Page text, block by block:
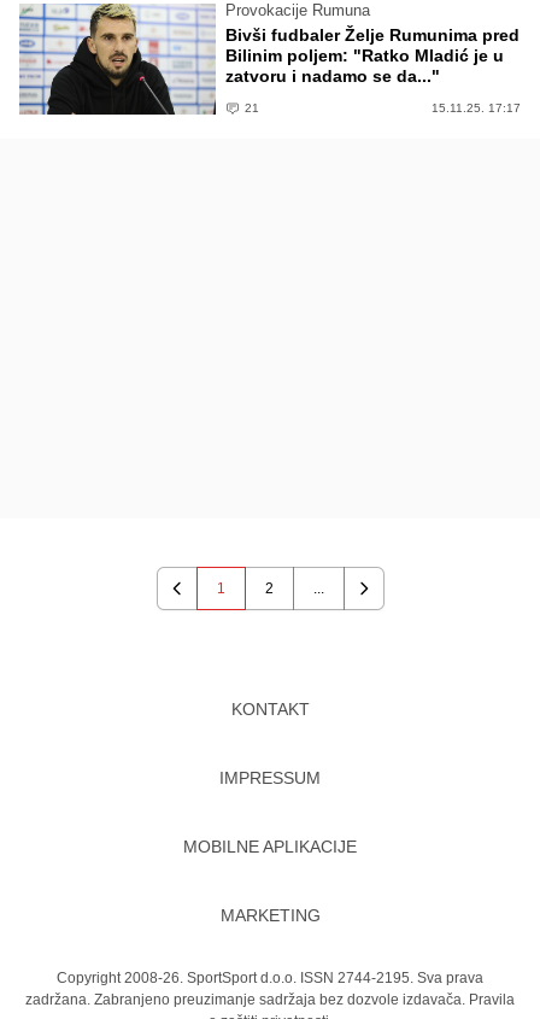
Provokacije Rumuna
Bivši fudbaler Želje Rumunima pred
Bilinim poljem: "Ratko Mladić je u
zatvoru i nadamo se da..."
21 15.11.25. 17:17
Previous
1 2 ...
Next
KONTAKT
IMPRESSUM
MOBILNE APLIKACIJE
MARKETING
Copyright 2008-26. SportSport d.o.o. ISSN 2744-2195. Sva prava
zadržana. Zabranjeno preuzimanje sadržaja bez dozvole izdavača. Pravila